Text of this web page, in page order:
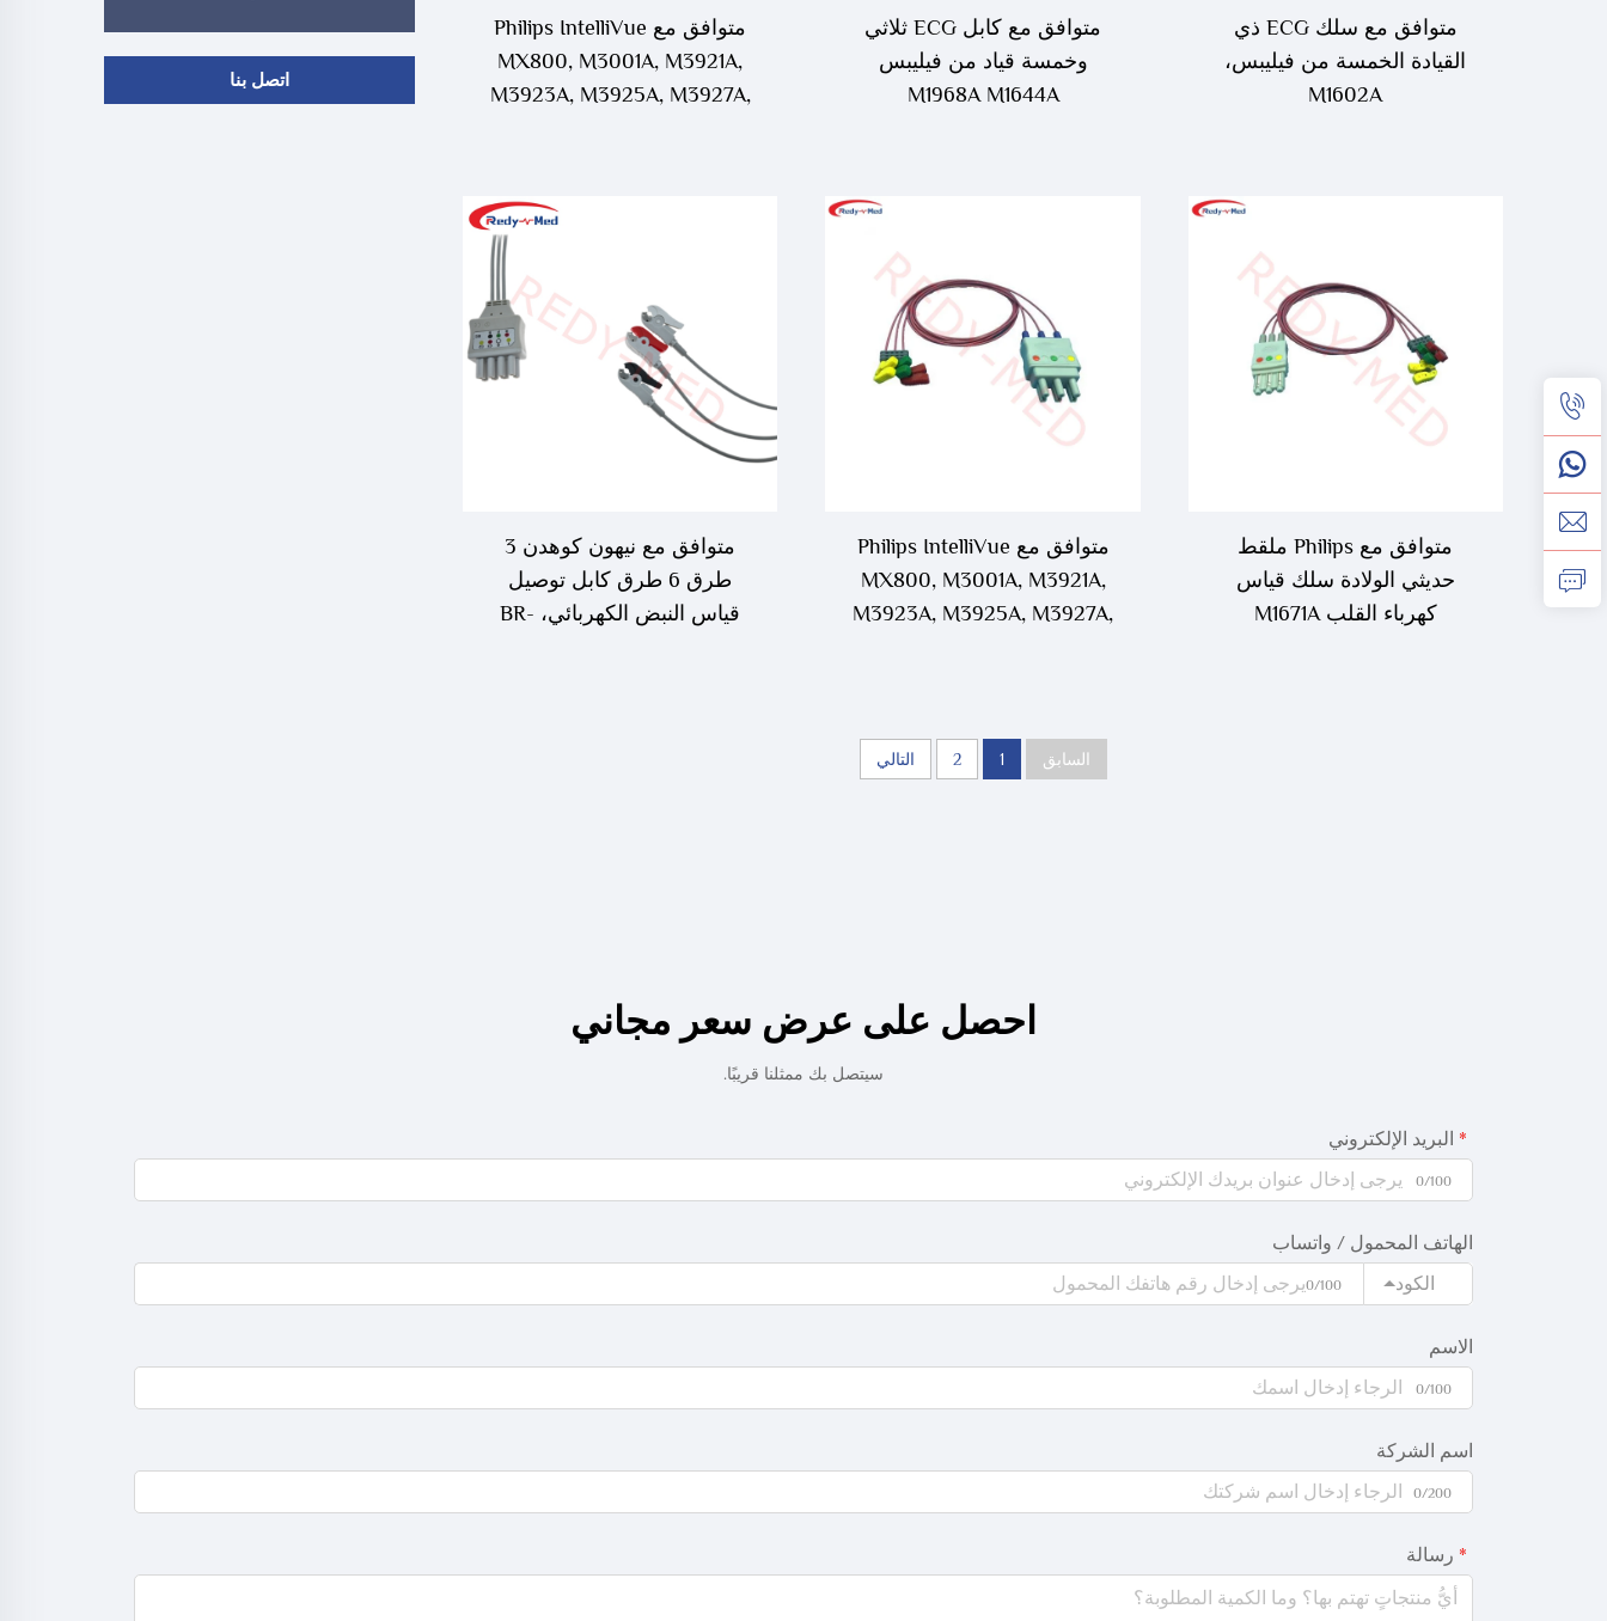
اتصل بنا
متوافق مع سلك ECG ذي
القيادة الخمسة من فيليبس،
M1602A
متوافق مع كابل ECG ثلاثي
وخمسة قياد من فيليبس
M1968A M1644A
متوافق مع Philips IntelliVue
MX800, M3001A, M3921A,
M3923A, M3925A, M3927A,
متوافق مع Philips ملقط
حديثي الولادة سلك قياس
كهرباء القلب M1671A
متوافق مع Philips IntelliVue
MX800, M3001A, M3921A,
M3923A, M3925A, M3927A,
متوافق مع نيهون كوهدن 3
طرق 6 طرق كابل توصيل
قياس النبض الكهربائي، BR-
السابق 1
2 التالي
احصل على عرض سعر مجاني
سيتصل بك ممثلنا قريبًا.
البريد الإلكتروني
0/100
الهاتف المحمول / واتساب
الكود
0/100
الاسم
0/100
اسم الشركة
0/200
رسالة